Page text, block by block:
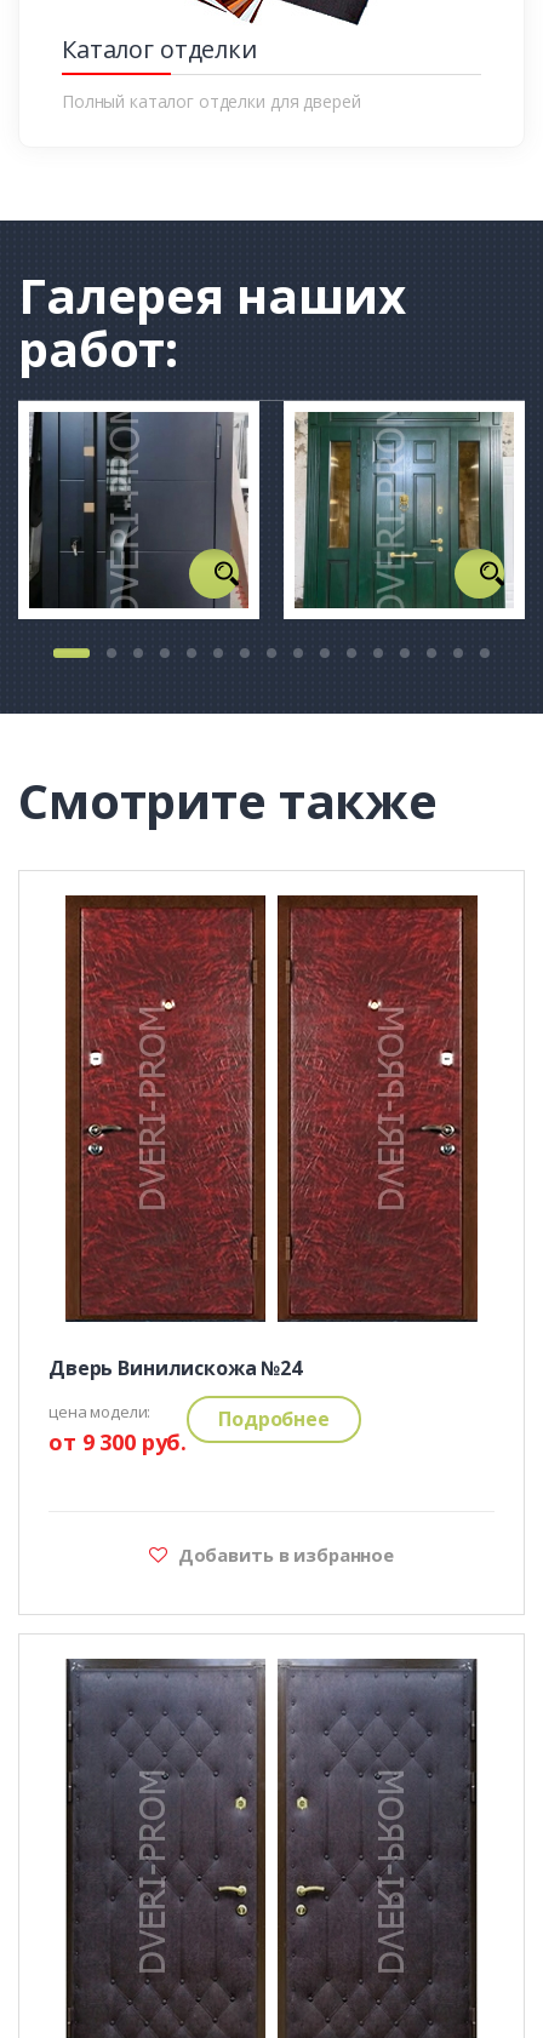
Каталог отделки
Полный каталог отделки для дверей
Галерея наших
работ:
Смотрите также
Дверь Винилискожа №24
цена модели:
от 9 300 руб.
Подробнее
Добавить в избранное